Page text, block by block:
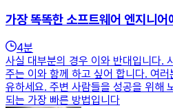
가장 똑똑한 소프트웨어 엔지니
4분
사실 대부분의 경우 이와 반대입니다.
주는 이와 함께 하고 싶어 합니다. 여
유하세요. 주변 사람들을 성공을 위해
되는 가장 빠른 방법입니다